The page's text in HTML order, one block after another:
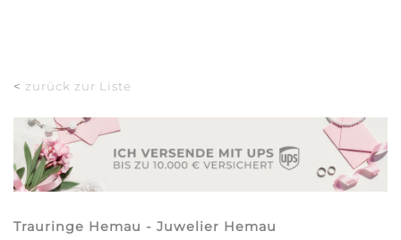
< zurück zur Liste
Trauringe Hemau - Juwelier Hemau